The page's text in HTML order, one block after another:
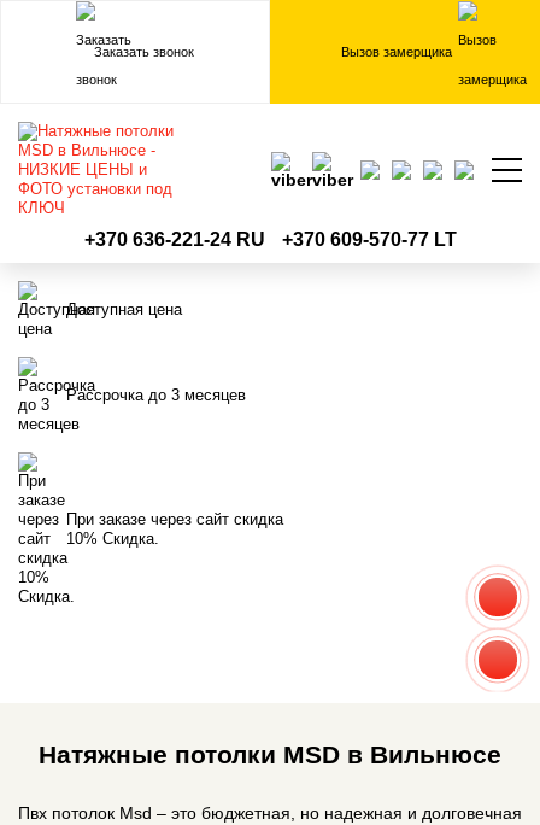
Заказать звонок Вызов замерщика
+370 636-221-24 RU +370 609-570-77 LT
НАТЯЖНЫЕ ПОТОЛКИ
Доступная цена
Рассрочка до 3 месяцев
При заказе через сайт скидка
10% Скидка.
Натяжные потолки MSD в Вильнюсе
Пвх потолок Мsd – это бюджетная, но надежная и долговечная